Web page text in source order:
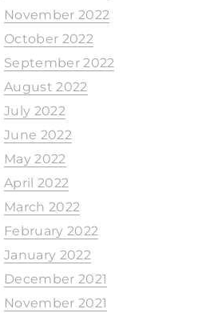
November 2022
October 2022
September 2022
August 2022
July 2022
June 2022
May 2022
April 2022
March 2022
February 2022
January 2022
December 2021
November 2021